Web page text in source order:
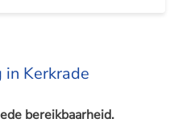
in Kerkrade
bereikbaarheid.